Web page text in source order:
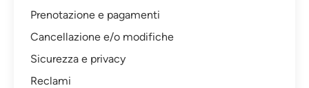
Prenotazione e pagamenti
Cancellazione e/o modifiche
Sicurezza e privacy
Reclami